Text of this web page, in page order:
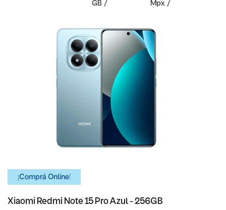
GB
Mpx
¡Comprá Online!
Xiaomi Redmi Note 15 Pro Azul - 256GB